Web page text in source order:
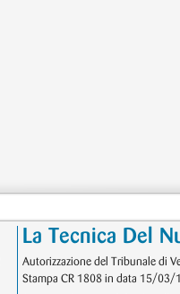
La Tecnica Del
Autorizzazione del Tribunale di
Stampa CR 1808 in data 15/03/